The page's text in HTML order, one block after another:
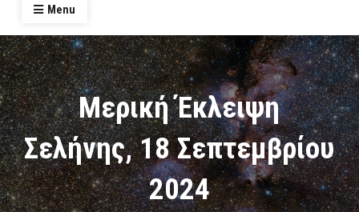
Menu
Μερική Έκλειψη
Σελήνης, 18 Σεπτεμβρίου
2024